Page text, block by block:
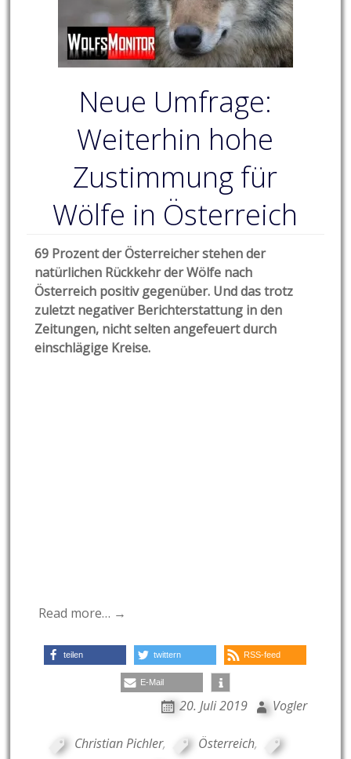
Neue Umfrage:
Weiterhin hohe
Zustimmung für
Wölfe in Österreich
69 Prozent der Österreicher stehen der
natürlichen Rückkehr der Wölfe nach
Österreich positiv gegenüber. Und das trotz
zuletzt negativer Berichterstattung in den
Zeitungen, nicht selten angefeuert durch
einschlägige Kreise.
Read more… →
teilen twittern RSS-feed
E-Mail
20. Juli 2019 Vogler
Christian Pichler, Österreich,